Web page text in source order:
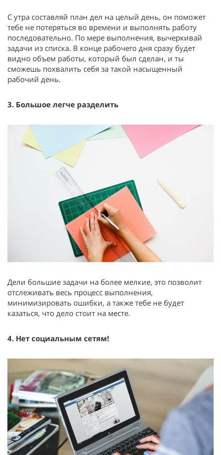
С утра составляй план дел на целый день, он поможет
тебе не потеряться во времени и выполнять работу
последовательно. По мере выполнения, вычеркивай
задачи из списка. В конце рабочего дня сразу будет
видно объем работы, который был сделан, и ты
сможешь похвалить себя за такой насыщенный
рабочий день.
3. Большое легче разделить
Дели большие задачи на более мелкие, это позволит
отслеживать весь процесс выполнения,
минимизировать ошибки, а также тебе не будет
казаться, что дело стоит на месте.
4. Нет социальным сетям!